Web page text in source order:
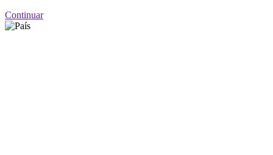
Continuar